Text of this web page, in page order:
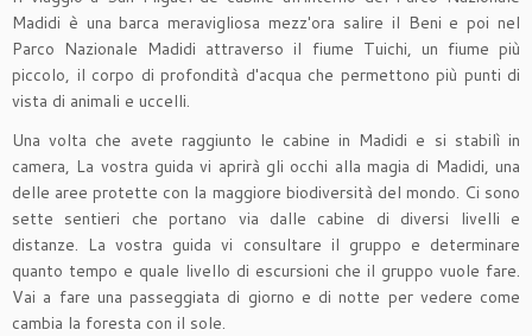
Madidi è una barca meravigliosa mezz'ora salire il Beni e poi nel
Parco Nazionale Madidi attraverso il fiume Tuichi, un fiume più
piccolo, il corpo di profondità d'acqua che permettono più punti di
vista di animali e uccelli.
Una volta che avete raggiunto le cabine in Madidi e si stabilì in
camera, La vostra guida vi aprirà gli occhi alla magia di Madidi, una
delle aree protette con la maggiore biodiversità del mondo. Ci sono
sette sentieri che portano via dalle cabine di diversi livelli e
distanze. La vostra guida vi consultare il gruppo e determinare
quanto tempo e quale livello di escursioni che il gruppo vuole fare.
Vai a fare una passeggiata di giorno e di notte per vedere come
cambia la foresta con il sole.